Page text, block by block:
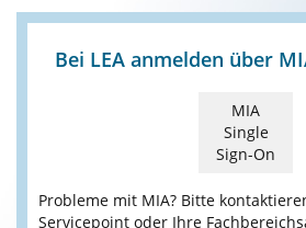
Bei LEA anmelden über
MIA
Single
Sign-On
Probleme mit MIA? Bitte
Servicepoint oder Ihre